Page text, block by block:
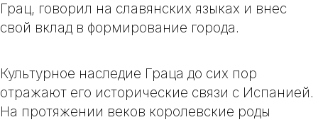
Грац, говорил на славянских языках и внес
свой вклад в формирование города.
Культурное наследие Граца до сих пор
отражают его исторические связи с Испанией.
На протяжении веков королевские роды